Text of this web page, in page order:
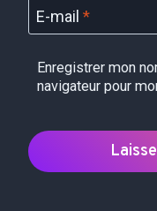
E-mail *
Enregistrer mon
navigateur pour